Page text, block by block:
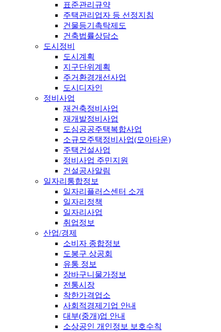
표준관리규약
주택관리업자 등 선정지침
건물등기촉탁제도
건축법률상담소
도시정비
도시계획
지구단위계획
주거환경개선사업
도시디자인
정비사업
재건축정비사업
재개발정비사업
도심공공주택복합사업
소규모주택정비사업(모아타운)
주택건설사업
정비사업 주민지원
건설공사알림
일자리통합정보
일자리플러스센터 소개
일자리정책
일자리사업
취업정보
산업/경제
소비자 종합정보
도봉구 상공회
유통 정보
장바구니물가정보
전통시장
착한가격업소
사회적경제기업 안내
대부(중개)업 안내
소상공인 개인정보 보호수칙